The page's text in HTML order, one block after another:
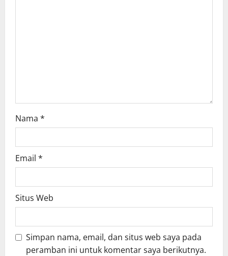
Nama *
Email *
Situs Web
Simpan nama, email, dan situs web saya pada
peramban ini untuk komentar saya berikutnya.